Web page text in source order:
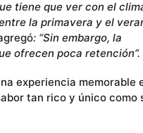
tiene que ver con el
la primavera y el
: “Sin embargo, la
ofrecen poca retención”.
experiencia memorable
tan rico y único como